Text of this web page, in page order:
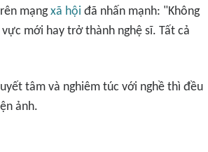
mạngxã hội đã nhấn mạnh: "Không
mới hay trở thành nghệ sĩ. Tất cả
tâm và nghiêm túc với nghề thì đều
ảnh.